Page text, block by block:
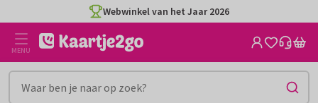
naar
inhoud
Webwinkel van het Jaar 2026
MENU